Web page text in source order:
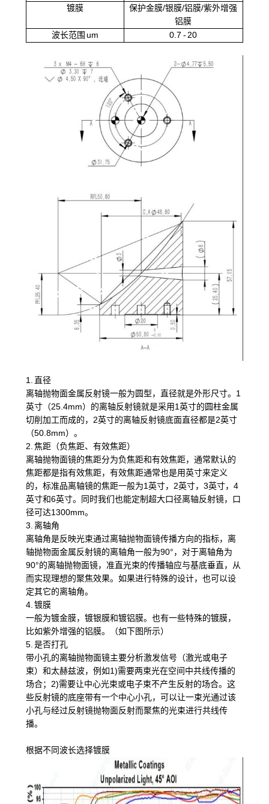
镀膜
保护金膜/银膜/铝膜/紫外增强
铝膜
波长范围 um
0.7 - 20
1. 直径
离轴抛物面金属反射镜一般为圆型，直径就是外形尺寸。1
英寸（25.4mm）的离轴反射镜就是采用1英寸的圆柱金属
切削加工而成的，2英寸的离轴反射镜底面直径都是2英寸
（50.8mm）。
2. 焦距（负焦距、有效焦距）
离轴抛物面镜的焦距分为负焦距和有效焦距，通常默认的
焦距都是指有效焦距，有效焦距通常也是用英寸来定义
的，标准品离轴镜的焦距一般为1英寸，2英寸，3英寸，4
英寸和6英寸。同时我们也能定制超大口径离轴反射镜，口
径可达1300mm。
3. 离轴角
离轴角是反映光束通过离轴抛物面镜传播方向的指标，离
轴抛物面金属反射镜的离轴角一般为90°，对于离轴角为
90°的离轴抛物面镜，准直光束的传播轴应与基底垂直，从
而实现理想的聚焦效果。如果进行特殊的设计，也可以设
定其它的离轴角。
4. 镀膜
一般为镀金膜，镀银膜和镀铝膜。也有一些特殊的镀膜，
比如紫外增强的铝膜。（如下图所示）
5. 是否打孔
带小孔的离轴抛物面镜主要分析激发信号（激光或电子
束）和太赫兹波，例如1)需要两束光在空间中共线传播的
场合；2)需要让中心光束或电子束不产生反射的场合。这
些反射镜的底座带有一个中心小孔，可以让一束光通过该
小孔与经过反射镜抛物面反射而聚焦的光束进行共线传
播。
根据不同波长选择镀膜